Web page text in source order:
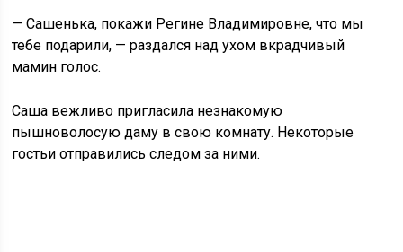
— Сашенька, покажи Регине Владимировне, что мы
тебе подарили, — раздался над ухом вкрадчивый
мамин голос.
Саша вежливо пригласила незнакомую
пышноволосую даму в свою комнату. Некоторые
гостьи отправились следом за ними.